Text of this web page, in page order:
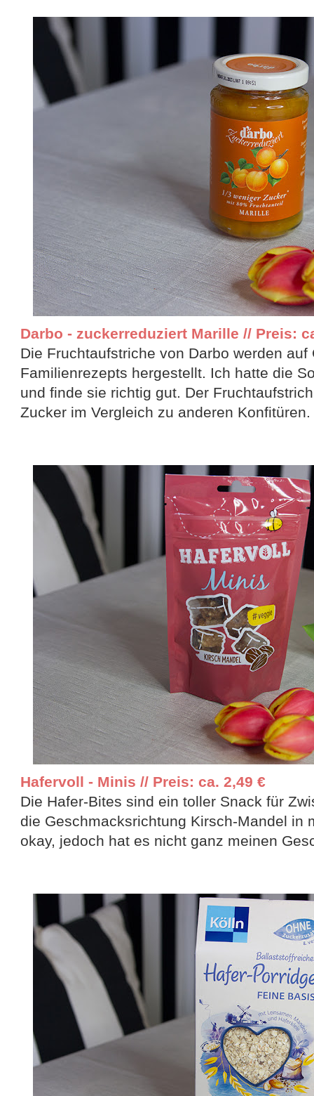
Darbo - zuckerreduziert Marille // Preis:
Die Fruchtaufstriche von Darbo werden
Familienrezepts hergestellt. Ich hatte die
und finde sie richtig gut. Der
Zucker im Vergleich zu anderen Konfitüren.
Hafervoll - Minis // Preis: ca. 2,49 €
Die Hafer-Bites sind ein toller Snack für
die Geschmacksrichtung Kirsch-Mandel in
okay, jedoch hat es nicht ganz meinen